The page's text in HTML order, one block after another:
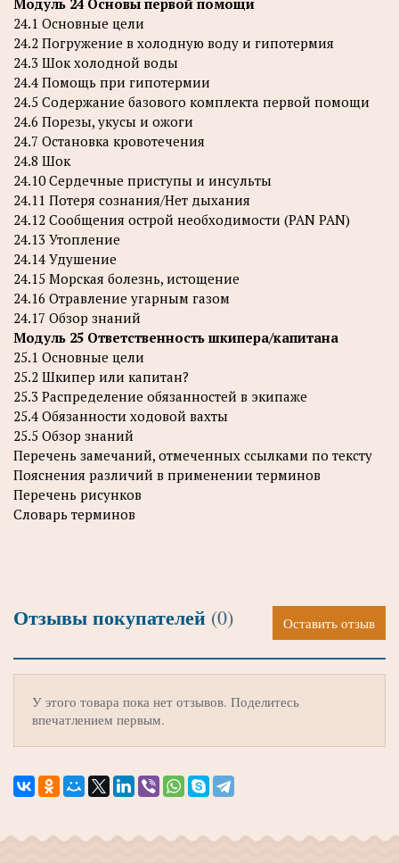
24.1 Основные цели
24.2 Погружение в холодную воду и гипотермия
24.3 Шок холодной воды
24.4 Помощь при гипотермии
24.5 Содержание базового комплекта первой помощи
24.6 Порезы, укусы и ожоги
24.7 Остановка кровотечения
24.8 Шок
24.10 Сердечные приступы и инсульты
24.11 Потеря сознания/Нет дыхания
24.12 Сообщения острой необходимости (PAN PAN)
24.13 Утопление
24.14 Удушение
24.15 Морская болезнь, истощение
24.16 Отравление угарным газом
24.17 Обзор знаний
Модуль 25 Ответственность шкипера/капитана
25.1 Основные цели
25.2 Шкипер или капитан?
25.3 Распределение обязанностей в экипаже
25.4 Обязанности ходовой вахты
25.5 Обзор знаний
Перечень замечаний, отмеченных ссылками по тексту
Пояснения различий в применении терминов
Перечень рисунков
Словарь терминов
Отзывы покупателей (0) Оставить отзыв
У этого товара пока нет отзывов. Поделитесь
впечатлением первым.